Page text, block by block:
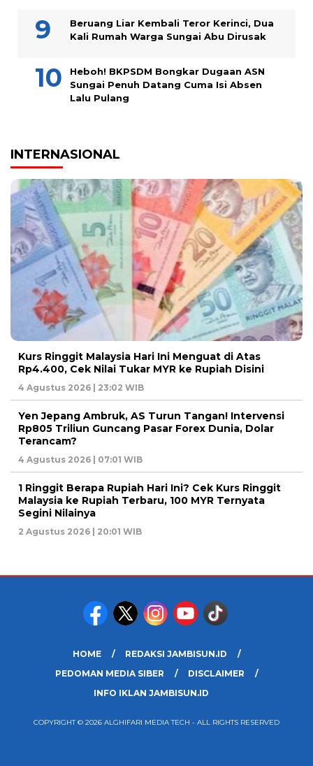
Beruang Liar Kembali Teror Kerinci, Dua
Kali Rumah Warga Sungai Abu Dirusak
Heboh! BKPSDM Bongkar Dugaan ASN
Sungai Penuh Datang Cuma Isi Absen
Lalu Pulang
INTERNASIONAL
Kurs Ringgit Malaysia Hari Ini Menguat di Atas
Rp4.400, Cek Nilai Tukar MYR ke Rupiah Disini
4 Agustus 2026 | 23:02 WIB
Yen Jepang Ambruk, AS Turun Tangan! Intervensi
Rp805 Triliun Guncang Pasar Forex Dunia, Dolar
Terancam?
4 Agustus 2026 | 07:01 WIB
1 Ringgit Berapa Rupiah Hari Ini? Cek Kurs Ringgit
Malaysia ke Rupiah Terbaru, 100 MYR Ternyata
Segini Nilainya
2 Agustus 2026 | 20:01 WIB
HOME
REDAKSI JAMBISUN.ID
PEDOMAN MEDIA SIBER
DISCLAIMER
INFO IKLAN JAMBISUN.ID
COPYRIGHT © 2026 ALGHIFARI MEDIA TECH - ALL RIGHTS RESERVED